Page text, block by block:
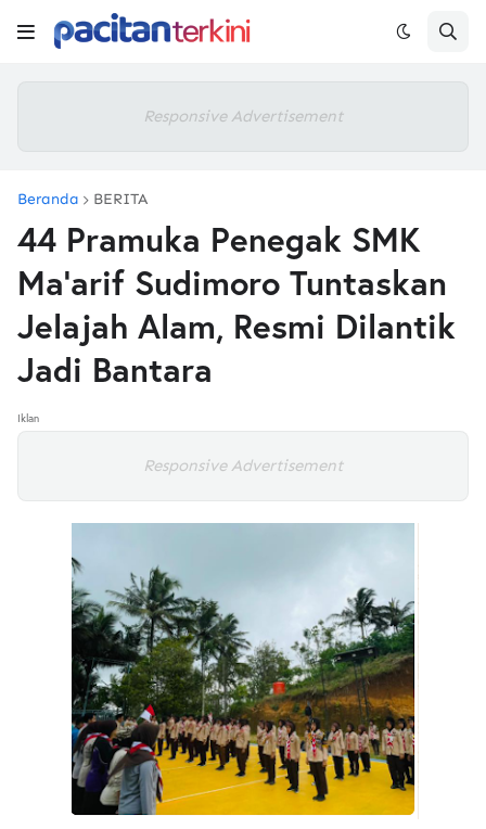
Responsive Advertisement
Beranda BERITA
44 Pramuka Penegak SMK
Ma’arif Sudimoro Tuntaskan
Jelajah Alam, Resmi Dilantik
Jadi Bantara
Iklan
Responsive Advertisement